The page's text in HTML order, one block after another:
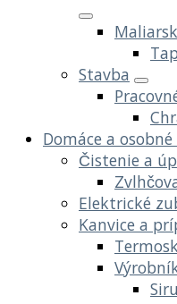
Stavba
Domáce a
Čistenie a
Elektrické
Kanvice a